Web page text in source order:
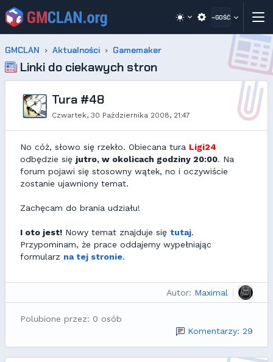
~GOŚĆ
GMCLAN Aktualności Gamemaker
Linki do ciekawych stron
Tura #48
Czwartek, 30 Października 2008, 21:47
No cóż, słowo się rzekło. Obiecana tura Ligi24
odbędzie się jutro, w okolicach godziny 20:00. Na
forum pojawi się stosowny wątek, no i oczywiście
zostanie ujawniony temat.
Zachęcam do brania udziału!
I oto jest! Nowy temat znajduje się tutaj.
Przypominam, że prace oddajemy wypełniając
formularz na tej stronie.
Autor: Maximal
Polubione przez: 0 osób
Komentarzy: 29